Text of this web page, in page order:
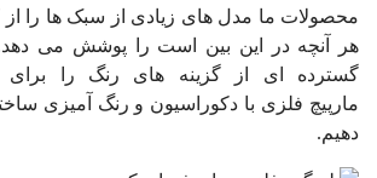
محصولات ما مدل های زیادی از سبک ها را
هر آنچه در این بین است را پوشش می
گسترده ای از گزینه های رنگ را برای
مارپیچ فلزی با دکوراسیون و رنگ آمیزی
دهیم.